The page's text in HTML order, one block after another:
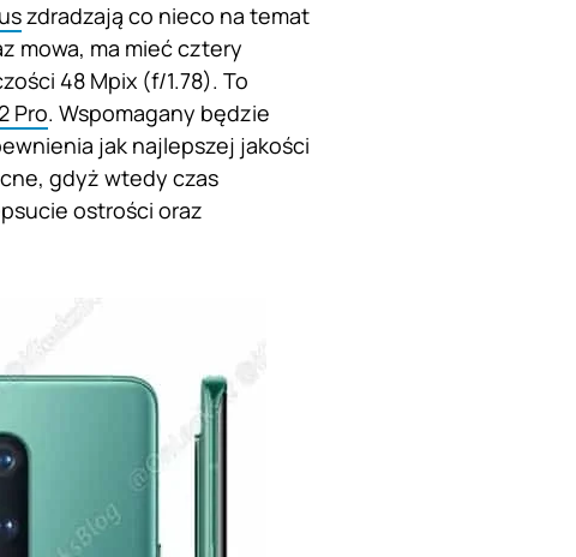
zdradzają co nieco na temat
mowa, ma mieć cztery
48 Mpix (f/1.78). To
Pro. Wspomagany będzie
jak najlepszej jakości
gdyż wtedy czas
ostrości oraz